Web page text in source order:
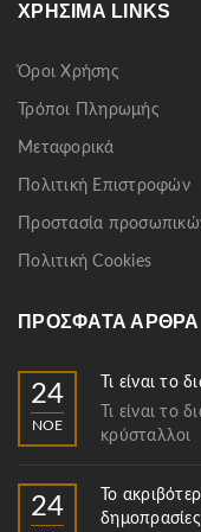
ΧΡΉΣΙΜΑ LINKS
Όροι Χρήσης
Τρόποι Πληρωμής
Μεταφορικά
Πολιτική Επιστροφών
Προστασία
Πολιτική Cookies
ΠΡΌΣΦΑΤΑ ΆΡΘΡΑ
24
ΝΟΈ
Τι είναι το
Τι είναι το
κρύσταλλοι
24
Το